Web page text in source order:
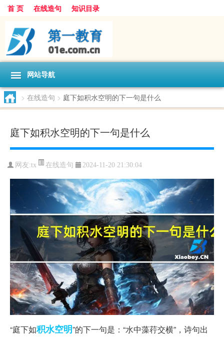
首 页 在线造句 知识目录
网站导航
> 在线造句 > 庭下如积水空明的下一句是什么
庭下如积水空明的下一句是什么
网友:tx 在线造句 2024-11-20 21:30:04
“庭下如积水空明”的下一句是：“水中藻荇交横”，诗句出